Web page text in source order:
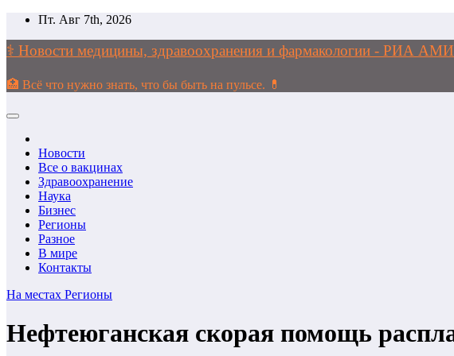
Перейти
содержимому
Пт. Авг 7th, 2026
⚕️ Новости медицины, здравоохранения и фармакологии - РИА
🏥 Всё что нужно знать, что бы быть на пульсе. 💊
Новости
Все о вакцинах
Здравоохранение
Наука
Бизнес
Регионы
Разное
В мире
Контакты
На местах Регионы
Нефтеюганская скорая помощь